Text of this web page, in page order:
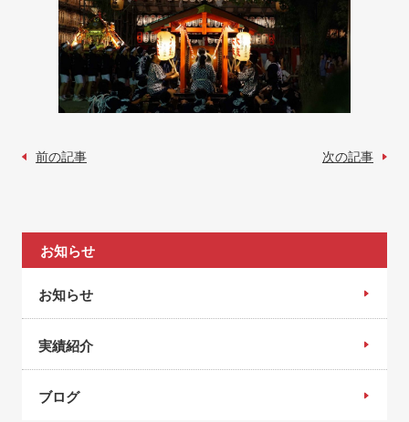
前の記事 次の記事
お知らせ
お知らせ
実績紹介
ブログ